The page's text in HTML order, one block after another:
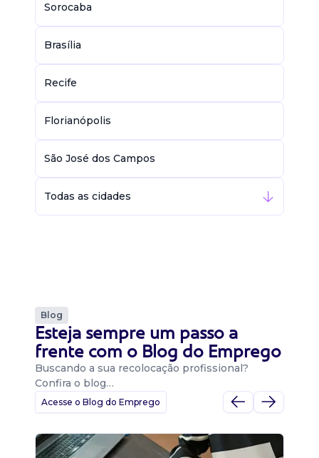
Sorocaba
Brasília
Recife
Florianópolis
São José dos Campos
Todas as cidades
Blog
Esteja sempre um passo a
frente com o Blog do Emprego
Buscando a sua recolocação profissional?
Confira o blog…
Acesse o Blog do Emprego